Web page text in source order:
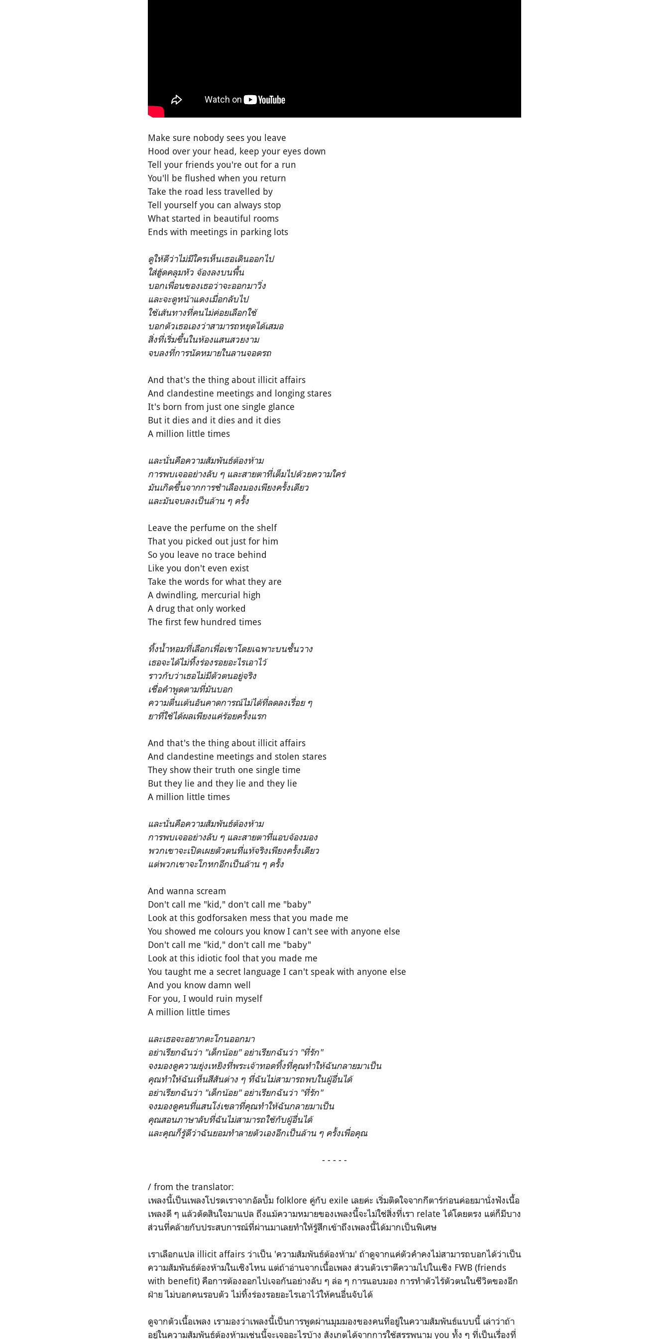
Make sure nobody sees you leave
Hood over your head, keep your eyes down
Tell your friends you're out for a run
You'll be flushed when you return
Take the road less travelled by
Tell yourself you can always stop
What started in beautiful rooms
Ends with meetings in parking lots
ดูให้ดีว่าไม่มีใครเห็นเธอเดินออกไป
ใส่ฮู้ดคลุมหัว จ้องลงบนพื้น
บอกเพื่อนของเธอว่าจะออกมาวิ่ง
และจะดูหน้าแดงเมื่อกลับไป
ใช้เส้นทางที่คนไม่ค่อยเลือกใช้
บอกตัวเธอเองว่าสามารถหยุดได้เสมอ
สิ่งที่เริ่มขึ้นในห้องแสนสวยงาม
จบลงที่การนัดหมายในลานจอดรถ
And that's the thing about illicit affairs
And clandestine meetings and longing stares
It's born from just one single glance
But it dies and it dies and it dies
A million little times
และนั่นคือความสัมพันธ์ต้องห้าม
การพบเจออย่างลับ ๆ และสายตาที่เต็มไปด้วยความใคร่
มันเกิดขึ้นจากการชำเลืองมองเพียงครั้งเดียว
และมันจบลงเป็นล้าน ๆ ครั้ง
Leave the perfume on the shelf
That you picked out just for him
So you leave no trace behind
Like you don't even exist
Take the words for what they are
A dwindling, mercurial high
A drug that only worked
The first few hundred times
ทิ้งน้ำหอมที่เลือกเพื่อเขาโดยเฉพาะบนชั้นวาง
เธอจะได้ไม่ทิ้งร่องรอยอะไรเอาไว้
ราวกับว่าเธอไม่มีตัวตนอยู่จริง
เชื่อคำพูดตามที่มันบอก
ความตื่นเต้นอันคาดการณ์ไม่ได้ที่ลดลงเรื่อย ๆ
ยาที่ใช้ได้ผลเพียงแค่ร้อยครั้งแรก
And that's the thing about illicit affairs
And clandestine meetings and stolen stares
They show their truth one single time
But they lie and they lie and they lie
A million little times
และนั่นคือความสัมพันธ์ต้องห้าม
การพบเจออย่างลับ ๆ และสายตาที่แอบจ้องมอง
พวกเขาจะเปิดเผยตัวตนที่แท้จริงเพียงครั้งเดียว
แต่พวกเขาจะโกหกอีกเป็นล้าน ๆ ครั้ง
And wanna scream
Don't call me "kid," don't call me "baby"
Look at this godforsaken mess that you made me
You showed me colours you know I can't see with anyone else
Don't call me "kid," don't call me "baby"
Look at this idiotic fool that you made me
You taught me a secret language I can't speak with anyone else
And you know damn well
For you, I would ruin myself
A million little times
และเธอจะอยากตะโกนออกมา
อย่าเรียกฉันว่า "เด็กน้อย" อย่าเรียกฉันว่า "ที่รัก"
จงมองดูความยุ่งเหยิงที่พระเจ้าทอดทิ้งที่คุณทำให้ฉันกลายมาเป็น
คุณทำให้ฉันเห็นสีสันต่าง ๆ ที่ฉันไม่สามารถพบในผู้อื่นได้
อย่าเรียกฉันว่า "เด็กน้อย" อย่าเรียกฉันว่า "ที่รัก"
จงมองดูคนที่แสนโง่เขลาที่คุณทำให้ฉันกลายมาเป็น
คุณสอนภาษาลับที่ฉันไม่สามารถใช้กับผู้อื่นได้
และคุณก็รู้ดีว่าฉันยอมทำลายตัวเองอีกเป็นล้าน ๆ ครั้งเพื่อคุณ
- - - - -
/ from the translator:
เพลงนี้เป็นเพลงโปรดเราจากอัลบั้ม folklore คู่กับ exile เลยค่ะ เริ่มติดใจจากกีตาร์ก่อนค่อยมานั่งฟังเนื้อ
เพลงดี ๆ แล้วตัดสินใจมาแปล ถึงแม้ความหมายของเพลงนี้จะไม่ใช่สิ่งที่เรา relate ได้โดยตรง แต่ก็มีบาง
ส่วนที่คล้ายกับประสบการณ์ที่ผ่านมาเลยทำให้รู้สึกเข้าถึงเพลงนี้ได้มากเป็นพิเศษ
เราเลือกแปล illicit affairs ว่าเป็น 'ความสัมพันธ์ต้องห้าม' ถ้าดูจากแค่ตัวคำคงไม่สามารถบอกได้ว่าเป็น
ความสัมพันธ์ต้องห้ามในเชิงไหน แต่ถ้าอ่านจากเนื้อเพลง ส่วนตัวเราตีความไปในเชิง FWB (friends
with benefit) คือการต้องออกไปเจอกันอย่างลับ ๆ ล่อ ๆ การแอบมอง การทำตัวไร้ตัวตนในชีวิตของอีก
ฝ่าย ไม่บอกคนรอบตัว ไม่ทิ้งร่องรอยอะไรเอาไว้ให้คนอื่นจับได้
ดูจากตัวเนื้อเพลง เรามองว่าเพลงนี้เป็นการพูดผ่านมุมมองของคนที่อยู่ในความสัมพันธ์แบบนี้ เล่าว่าถ้า
อยู่ในความสัมพันธ์ต้องห้ามเช่นนี้จะเจออะไรบ้าง สังเกตได้จากการใช้สรรพนาม you ทั้ง ๆ ที่เป็นเรื่องที่